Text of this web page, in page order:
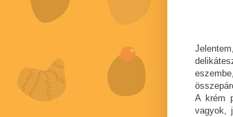
A krém
vagyok,